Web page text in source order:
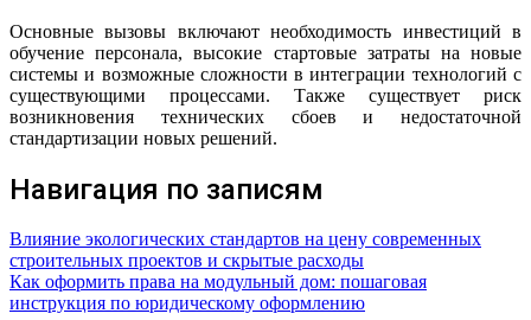
Основные вызовы включают необходимость инвестиций в
обучение персонала, высокие стартовые затраты на новые
системы и возможные сложности в интеграции технологий с
существующими процессами. Также существует риск
возникновения технических сбоев и недостаточной
стандартизации новых решений.
Навигация по записям
Влияние экологических стандартов на цену современных
строительных проектов и скрытые расходы
Как оформить права на модульный дом: пошаговая
инструкция по юридическому оформлению